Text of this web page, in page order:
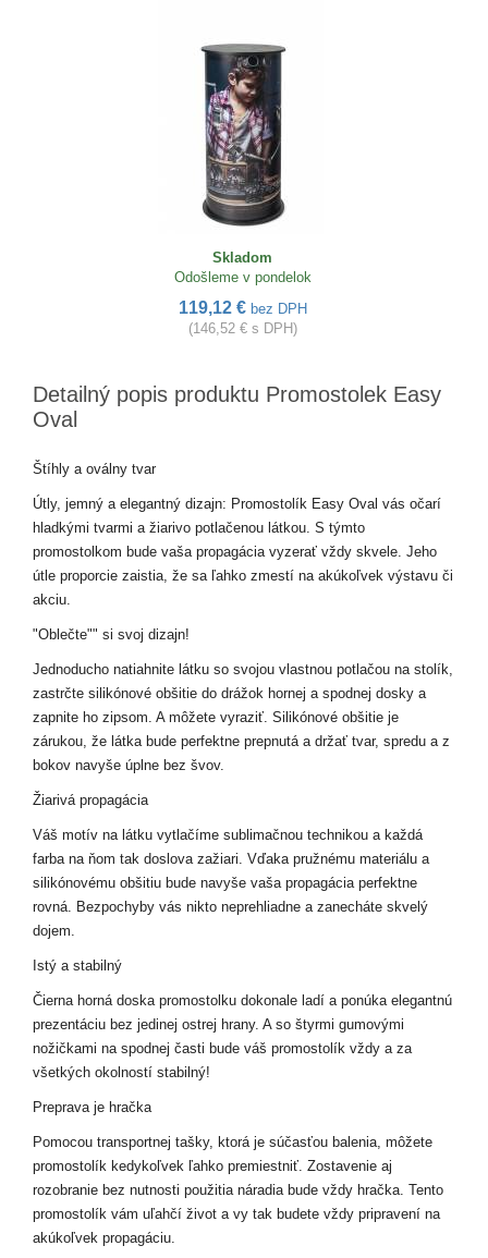
Skladom
Odošleme v pondelok
119,12 € bez DPH
(146,52 € s DPH)
Detailný popis produktu Promostolek Easy
Oval
Štíhly a oválny tvar
Útly, jemný a elegantný dizajn: Promostolík Easy Oval vás očarí
hladkými tvarmi a žiarivo potlačenou látkou. S týmto
promostolkom bude vaša propagácia vyzerať vždy skvele. Jeho
útle proporcie zaistia, že sa ľahko zmestí na akúkoľvek výstavu či
akciu.
"Oblečte"" si svoj dizajn!
Jednoducho natiahnite látku so svojou vlastnou potlačou na stolík,
zastrčte silikónové obšitie do drážok hornej a spodnej dosky a
zapnite ho zipsom. A môžete vyraziť. Silikónové obšitie je
zárukou, že látka bude perfektne prepnutá a držať tvar, spredu a z
bokov navyše úplne bez švov.
Žiarivá propagácia
Váš motív na látku vytlačíme sublimačnou technikou a každá
farba na ňom tak doslova zažiari. Vďaka pružnému materiálu a
silikónovému obšitiu bude navyše vaša propagácia perfektne
rovná. Bezpochyby vás nikto neprehliadne a zanecháte skvelý
dojem.
Istý a stabilný
Čierna horná doska promostolku dokonale ladí a ponúka elegantnú
prezentáciu bez jedinej ostrej hrany. A so štyrmi gumovými
nožičkami na spodnej časti bude váš promostolík vždy a za
všetkých okolností stabilný!
Preprava je hračka
Pomocou transportnej tašky, ktorá je súčasťou balenia, môžete
promostolík kedykoľvek ľahko premiestniť. Zostavenie aj
rozobranie bez nutnosti použitia náradia bude vždy hračka. Tento
promostolík vám uľahčí život a vy tak budete vždy pripravení na
akúkoľvek propagáciu.